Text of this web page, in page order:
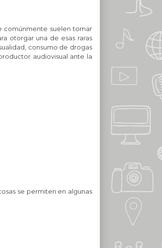
comúnmente suelen tomar
otorgar una de esas raras
consumo de drogas
audiovisual ante la
se permiten en algunas